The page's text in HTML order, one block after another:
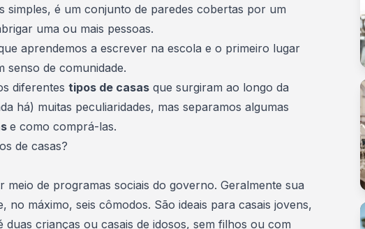
simples, é um conjunto de paredes cobertas por um
uma ou mais pessoas.
aprendemos a escrever na escola e o primeiro lugar
senso de comunidade.
diferentes tipos de casas que surgiram ao longo da
há) muitas peculiaridades, mas separamos algumas
e como comprá-las.
de casas?
meio de programas sociais do governo. Geralmente sua
no máximo, seis cômodos. São ideais para casais jovens,
duas crianças ou casais de idosos, sem filhos ou com